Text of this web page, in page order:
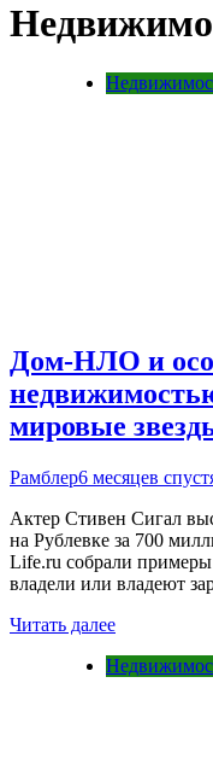
Дом-НЛО и
мировые
Рамблер6 месяцев
Актер Стивен Сигал
на Рублевке за 700
Life.ru собрали
владели или владеют
Читать далее